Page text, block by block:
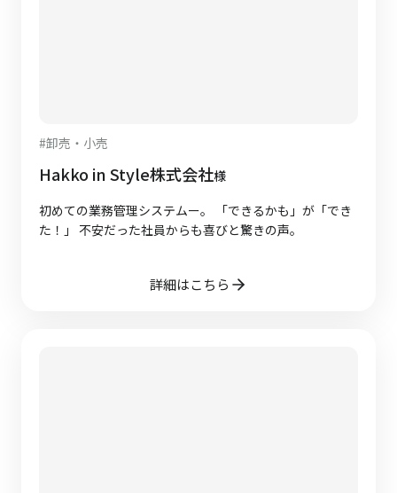
#卸売・小売
Hakko in Style株式会社様
初めての業務管理システムー。 「できるかも」が「でき
た！」 不安だった社員からも喜びと驚きの声。
詳細はこちら